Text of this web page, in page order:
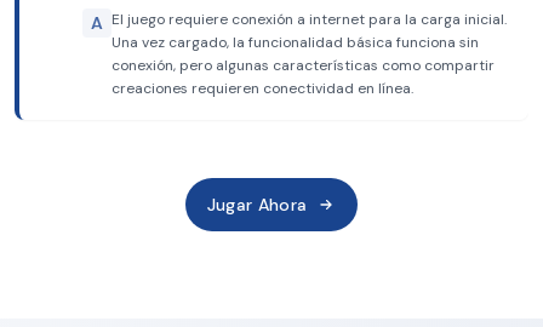
A El juego requiere conexión a internet para la carga inicial.
Una vez cargado, la funcionalidad básica funciona sin
conexión, pero algunas características como compartir
creaciones requieren conectividad en línea.
Jugar Ahora